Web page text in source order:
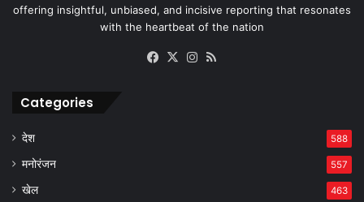
offering insightful, unbiased, and incisive reporting that resonates
with the heartbeat of the nation
Facebook
X Instagram
Categories
देश 588
मनोरंजन 557
खेल 463